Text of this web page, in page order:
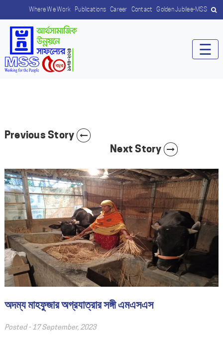
Where We Work Publications Career Contact Golden Jubilee-MSS
☰
Previous Story
Next Story
অদম্য মাহফুজার অগ্রযাত্রার সঙ্গী এমএসএস
Posted - 17 September, 2023